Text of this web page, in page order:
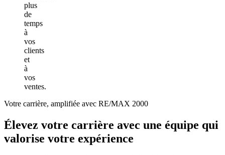
plus
de
temps
à
vos
clients
et
à
vos
ventes.
Votre carrière, amplifiée avec RE/MAX 2000
Élevez votre carrière avec une équipe qui
valorise votre expérience